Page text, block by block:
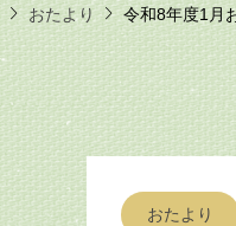
おたより令和8年度1月
おたより